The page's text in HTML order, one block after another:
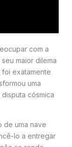
com a
maior dilema
exatamente
uma
cósmica
de uma nave
lo a entregar